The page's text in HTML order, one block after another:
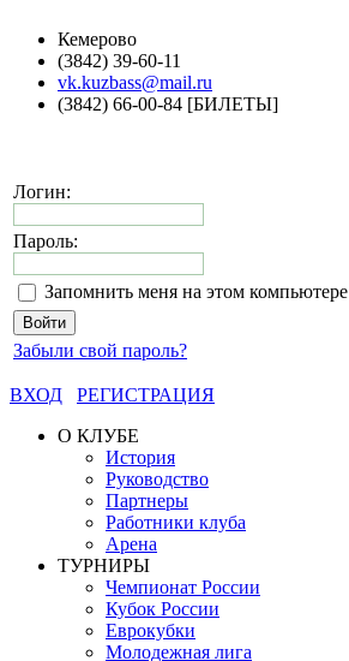
Кемерово
(3842) 39-60-11
vk.kuzbass@mail.ru
(3842) 66-00-84 [БИЛЕТЫ]
Логин:
Пароль:
Запомнить меня на этом компьютере
Забыли свой пароль?
ВХОД
РЕГИСТРАЦИЯ
О КЛУБЕ
История
Руководство
Партнеры
Работники клуба
Арена
ТУРНИРЫ
Чемпионат России
Кубок России
Еврокубки
Молодежная лига